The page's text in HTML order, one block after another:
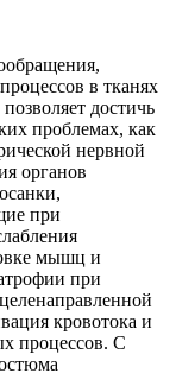
в тканях
достичь
проблемах, как
нервной
органов
при
мышц и
при
кровотока и
процессов. С